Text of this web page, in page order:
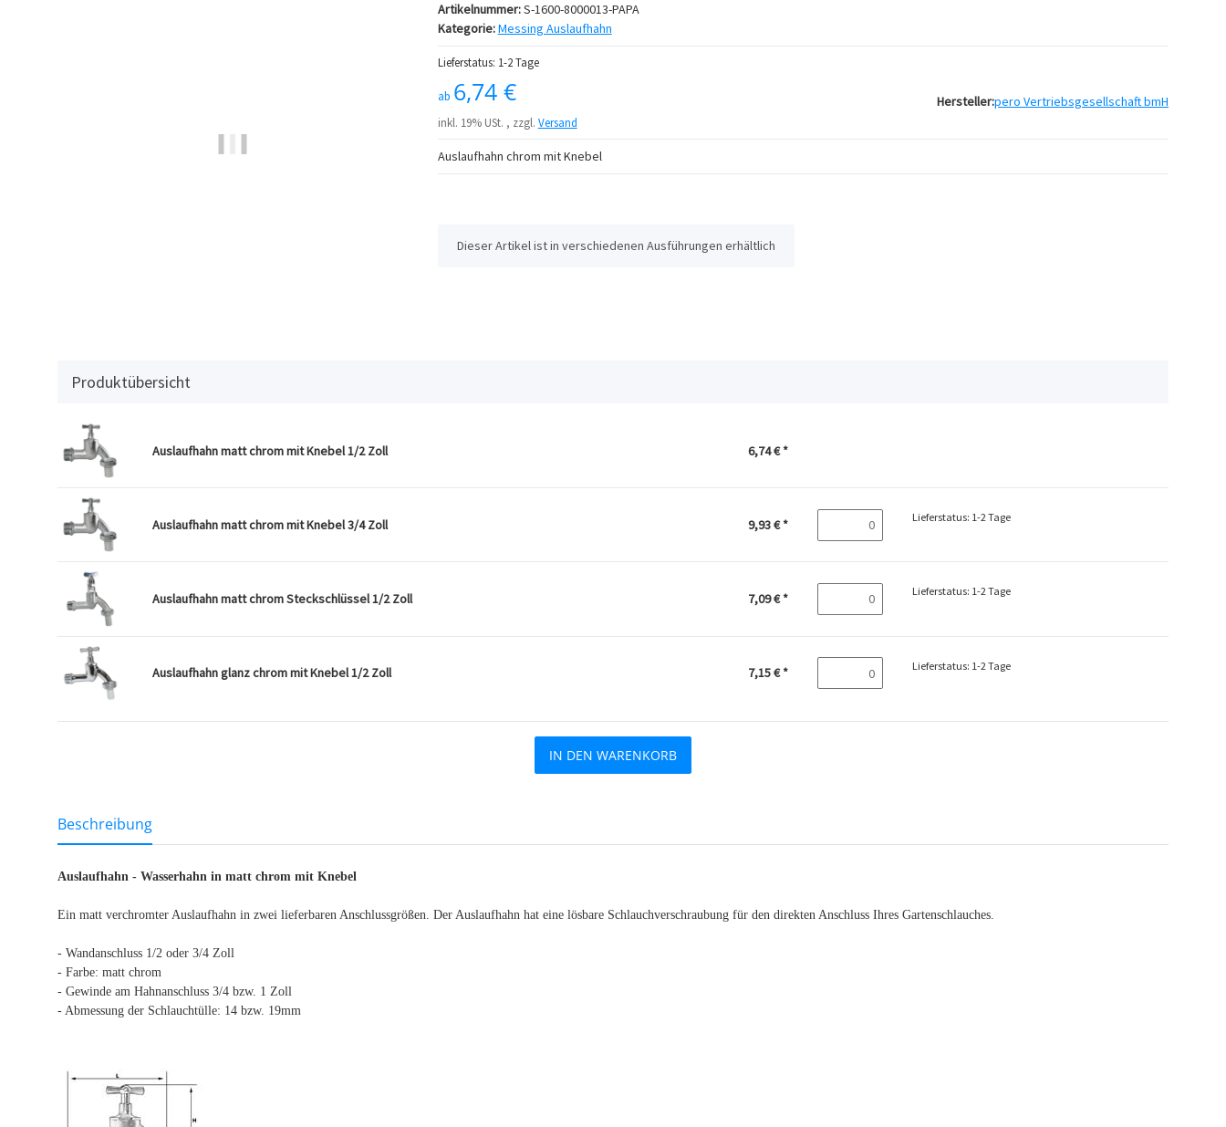
Artikelnummer:S-1600-8000013-PAPA
Kategorie:Messing Auslaufhahn
Lieferstatus: 1-2 Tage
ab 6,74 €
inkl. 19% USt. , zzgl. Versand
Hersteller:pero Vertriebsgesellschaft bmH
Auslaufhahn chrom mit Knebel
x
Dieser Artikel ist in verschiedenen Ausführungen erhältlich
Produktübersicht
Auslaufhahn matt chrom mit Knebel 1/2 Zoll 6,74 €*
Auslaufhahn matt chrom mit Knebel 3/4 Zoll 9,93 €* Lieferstatus: 1-2 Tage
Auslaufhahn matt chrom Steckschlüssel 1/2 Zoll 7,09 €* Lieferstatus: 1-2 Tage
Auslaufhahn glanz chrom mit Knebel 1/2 Zoll 7,15 €* Lieferstatus: 1-2 Tage
IN DEN WARENKORB
Beschreibung
Auslaufhahn - Wasserhahn in matt chrom mit Knebel
Ein matt verchromter Auslaufhahn in zwei lieferbaren Anschlussgrößen. Der Auslaufhahn hat eine lösbare Schlauchverschraubung für den direkten Anschluss Ihres Gartenschlauches.
- Wandanschluss 1/2 oder 3/4 Zoll
- Farbe: matt chrom
- Gewinde am Hahnanschluss 3/4 bzw. 1 Zoll
- Abmessung der Schlauchtülle: 14 bzw. 19mm